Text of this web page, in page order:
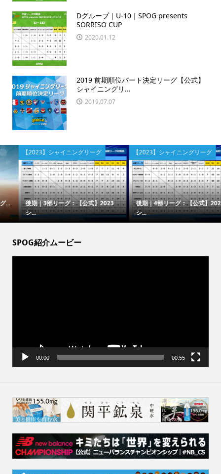
Dグループ｜U-10｜SPOG presents
SORRISO CUP
2020.01.12
2019 前期順位パート決定リーグ【公式】
シャイニングリ...
2019.07.07
【2023】シャイニングリーグ
後期｜3部リーグ：【公式】2023
シ...
【2023】シャイニングリーグ
後期｜4部リーグ：【公式】2023
シ...
SPOG紹介ムービー
00:00 00:55